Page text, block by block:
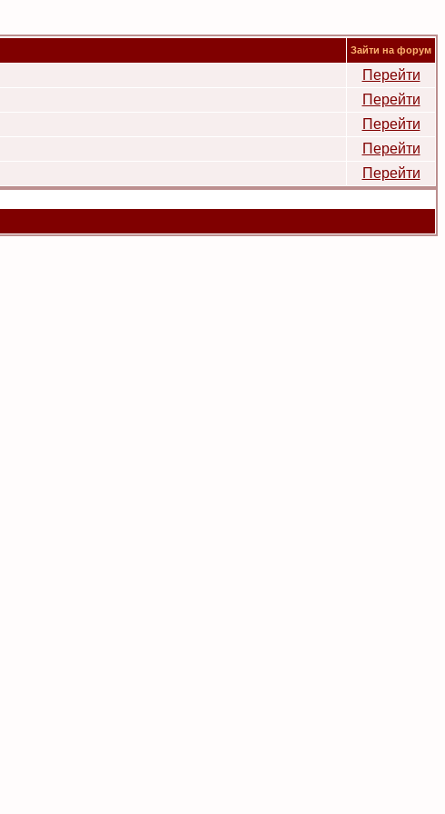
Зайти на форум
Перейти
Перейти
Перейти
Перейти
Перейти